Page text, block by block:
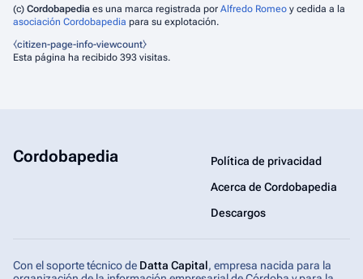
(c) Cordobapedia es una marca registrada por Alfredo Romeo y cedida a la
asociación Cordobapedia para su explotación.
⧼citizen-page-info-viewcount⧽
Esta página ha recibido 393 visitas.
Cordobapedia
Política de privacidad
Acerca de Cordobapedia
Descargos
Con el soporte técnico de Datta Capital, empresa nacida para la